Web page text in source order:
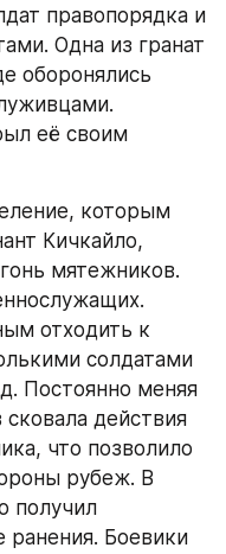
правопорядка и
Одна из гранат
оборонялись
её своим
которым
Кичкайло,
мятежников.
отходить к
солдатами
Постоянно меняя
действия
что позволило
рубеж. В
получил
Боевики